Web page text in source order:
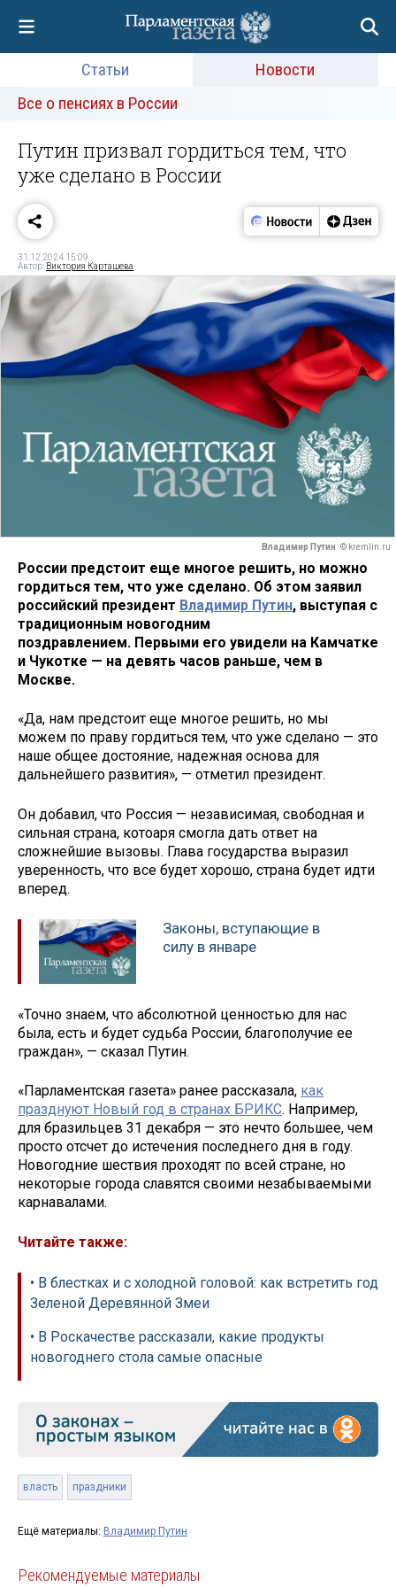
Статьи
Новости
Все о пенсиях в России
Путин призвал гордиться тем, что
уже сделано в России
31.12.2024 15:09
Автор: Виктория Карташева
Владимир Путин © kremlin.ru
России предстоит еще многое решить, но можно
гордиться тем, что уже сделано. Об этом заявил
российский президент Владимир Путин, выступая с
традиционным новогодним
поздравлением. Первыми его увидели на Камчатке
и Чукотке — на девять часов раньше, чем в
Москве.
«Да, нам предстоит еще многое решить, но мы
можем по праву гордиться тем, что уже сделано — это
наше общее достояние, надежная основа для
дальнейшего развития», — отметил президент.
Он добавил, что Россия — независимая, свободная и
сильная страна, котоаря смогла дать ответ на
сложнейшие вызовы. Глава государства выразил
уверенность, что все будет хорошо, страна будет идти
вперед.
Законы, вступающие в
силу в январе
«Точно знаем, что абсолютной ценностью для нас
была, есть и будет судьба России, благополучие ее
граждан», — сказал Путин.
«Парламентская газета» ранее рассказала, как
празднуют Новый год в странах БРИКС. Например,
для бразильцев 31 декабря — это нечто большее, чем
просто отсчет до истечения последнего дня в году.
Новогодние шествия проходят по всей стране, но
некоторые города славятся своими незабываемыми
карнавалами.
Читайте также:
• В блестках и с холодной головой: как встретить год
Зеленой Деревянной Змеи
• В Роскачестве рассказали, какие продукты
новогоднего стола самые опасные
власть праздники
Ещё материалы: Владимир Путин
Рекомендуемые материалы